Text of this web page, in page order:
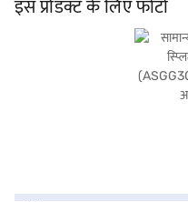
हैं, उनके लिए डिज़ाइन किया गया है, यह AC
फाइनेंस पर विकल्पों के बारे में जानें या
इस प्रोडक्ट के लिए फोटो